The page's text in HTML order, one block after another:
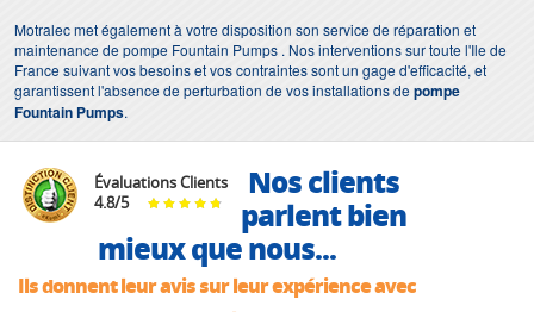
Motralec met également à votre disposition son service de réparation et
maintenance de pompe Fountain Pumps . Nos interventions sur toute l'Ile de
France suivant vos besoins et vos contraintes sont un gage d'efficacité, et
garantissent l'absence de perturbation de vos installations depompe
Fountain Pumps.
Évaluations Clients
4.8/5
Nos clients
parlent bien
mieux que nous...
Ils donnent leur avis sur leur expérience avec